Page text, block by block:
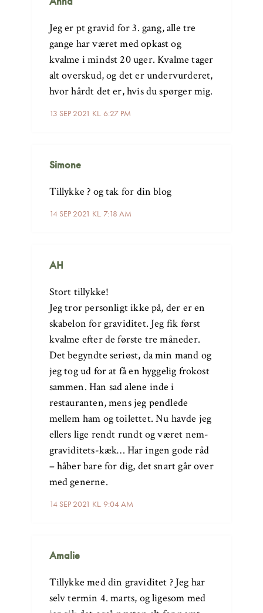
13 SEP 2021 KL. 6:27 PM
Jeg er pt gravid for 3. gang, alle tre
gange har været med opkast og
kvalme i mindst 20 uger. Kvalme tager
alt overskud, og det er undervurderet,
hvor hårdt det er, hvis du spørger mig.
Simone
14 SEP 2021 KL. 7:18 AM
Tillykke ? og tak for din blog
AH
14 SEP 2021 KL. 9:04 AM
Stort tillykke!
Jeg tror personligt ikke på, der er en
skabelon for graviditet. Jeg fik først
kvalme efter de første tre måneder.
Det begyndte seriøst, da min mand og
jeg tog ud for at få en hyggelig frokost
sammen. Han sad alene inde i
restauranten, mens jeg pendlede
mellem ham og toilettet. Nu havde jeg
ellers lige rendt rundt og været nem-
graviditets-kæk… Har ingen gode råd
– håber bare for dig, det snart går over
med generne.
Amalie
Tillykke med din graviditet ? Jeg har
selv termin 4. marts, og ligesom med